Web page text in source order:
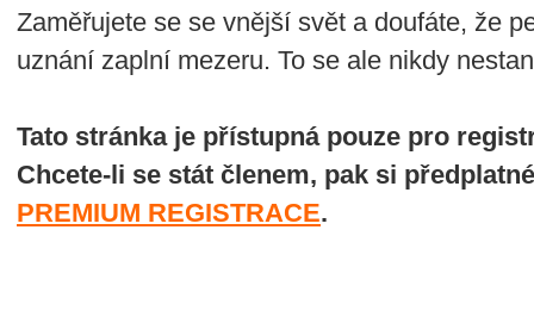
Zaměřujete se se vnější svět a doufáte, že
uznání zaplní mezeru. To se ale nikdy
Tato stránka je přístupná pouze pro
Chcete-li se stát členem, pak si
PREMIUM REGISTRACE.